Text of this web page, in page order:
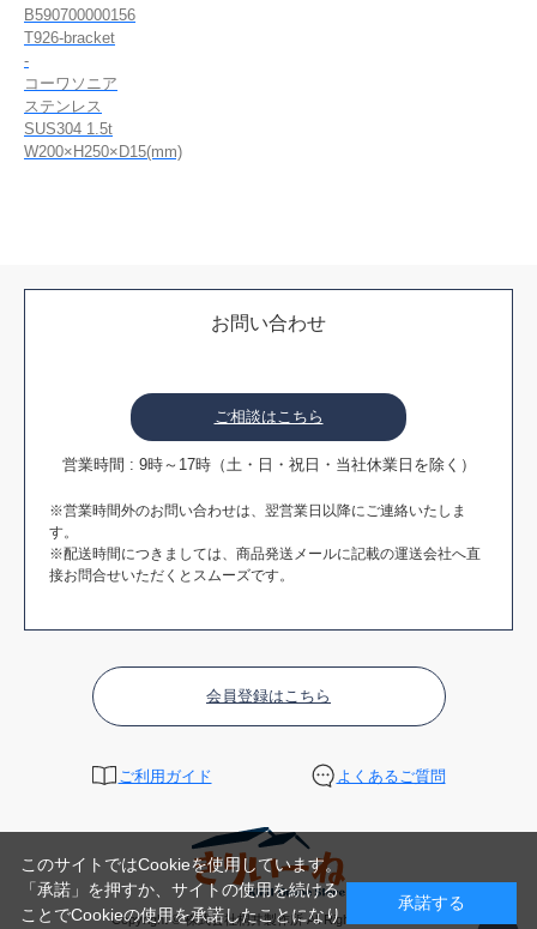
B590700000156
T926-bracket
-
コーワソニア
ステンレス
SUS304 1.5t
W200×H250×D15(mm)
お問い合わせ
ご相談はこちら
営業時間 : 9時～17時（土・日・祝日・当社休業日を除く）
※営業時間外のお問い合わせは、翌営業日以降にご連絡いたしま
す。
※配送時間につきましては、商品発送メールに記載の運送会社へ直
接お問合せいただくとスムーズです。
会員登録はこちら
ご利用ガイド よくあるご質問
Copyright © 株式会社桐井製作所 All Rights Reserved.
このサイトではCookieを使用しています。
「承諾」を押すか、サイトの使用を続ける
ことでCookieの使用を承諾したことになり
承諾する